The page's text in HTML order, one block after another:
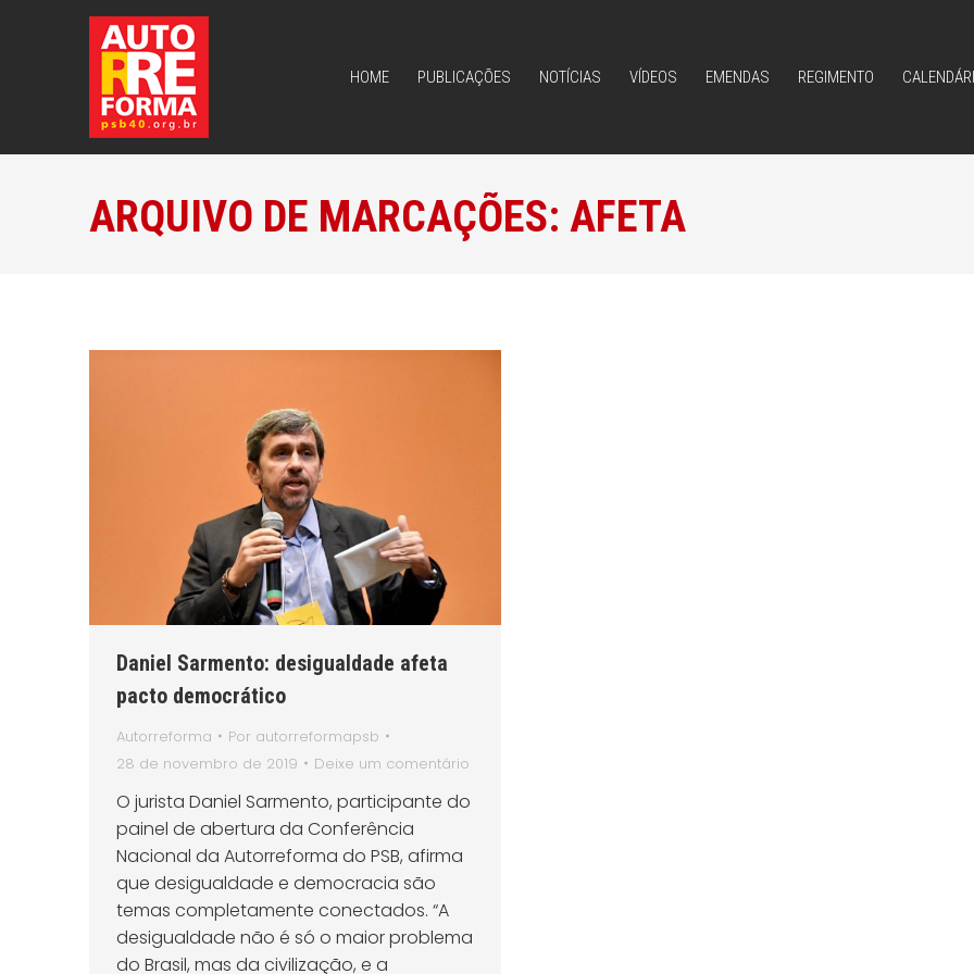
HOME PUBLICAÇÕES NOTÍCIAS VÍDEOS EMENDAS REGIMENTO
ARQUIVO DE MARCAÇÕES: AFETA
Daniel Sarmento: desigualdade afeta
pacto democrático
Autorreforma Por autorreformapsb
28 de novembro de 2019
Deixe um comentário
O jurista Daniel Sarmento, participante do
painel de abertura da Conferência
Nacional da Autorreforma do PSB, afirma
que desigualdade e democracia são
temas completamente conectados. “A
desigualdade não é só o maior problema
do Brasil, mas da civilização, e a
HOME PUBLICAÇÕES NOTÍCIAS VÍDEOS EMENDAS REGIMENTO